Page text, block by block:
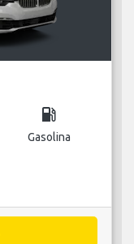
local_gas_station
Gasolina